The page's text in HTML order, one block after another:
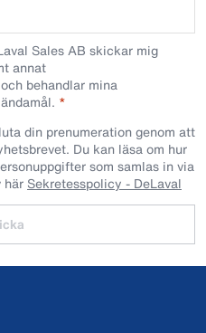
Sales AB skickar mig
annat
behandlar mina
din prenumeration genom att
Du kan läsa om hur
som samlas in via
här Sekretesspolicy - DeLaval